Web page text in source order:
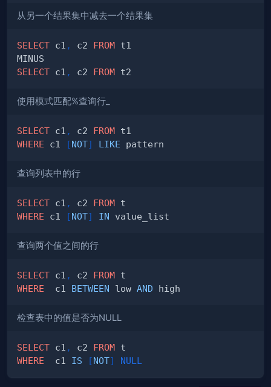
从另一个结果集中减去一个结果集
SELECT c1 , c2 FROM
SELECT c1 , c2 FROM
使用模式匹配%查询行_
SELECT c1 , c2 FROM
WHERE c1 [NOT] LIKE
查询列表中的行
SELECT c1 , c2 FROM
WHERE c1 [NOT] IN
查询两个值之间的行
SELECT c1 , c2 FROM
WHERE
  c1
BETWEEN low AND
检查表中的值是否为NULL
SELECT c1 , c2 FROM
WHERE
  c1
IS [NOT] NULL